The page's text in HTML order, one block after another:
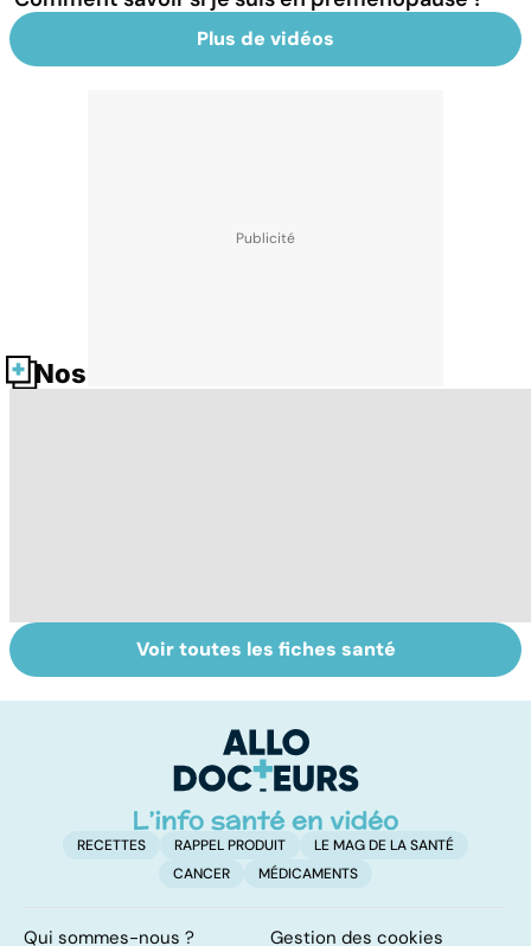
Plus de vidéos
Nos fiches santé
Mal de dos : les
solutions pour
Le choix du
cartable et des
scolaires
Voir toutes les fiches santé
RECETTES RAPPEL PRODUIT
LE MAG DE LA SANTÉ
CANCER
MÉDICAMENTS
Qui sommes-nous ? Gestion des cookies